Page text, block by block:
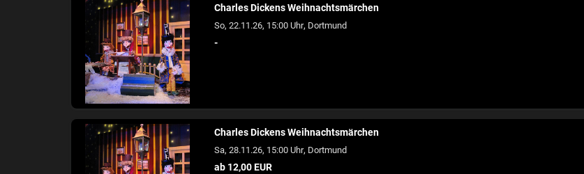
Charles Dickens Weihnachtsmärchen
So, 22.11.26, 15:00 Uhr, Dortmund
-
Charles Dickens Weihnachtsmärchen
Sa, 28.11.26, 15:00 Uhr, Dortmund
ab 12,00 EUR